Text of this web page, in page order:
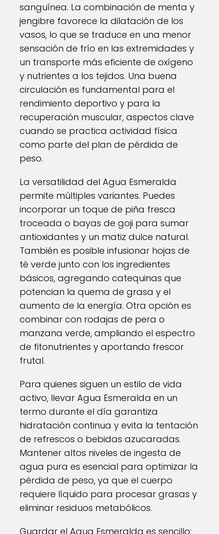
sanguínea. La combinación de menta y
jengibre favorece la dilatación de los
vasos, lo que se traduce en una menor
sensación de frío en las extremidades y
un transporte más eficiente de oxígeno
y nutrientes a los tejidos. Una buena
circulación es fundamental para el
rendimiento deportivo y para la
recuperación muscular, aspectos clave
cuando se practica actividad física
como parte del plan de pérdida de
peso.
La versatilidad del Agua Esmeralda
permite múltiples variantes. Puedes
incorporar un toque de piña fresca
troceada o bayas de goji para sumar
antioxidantes y un matiz dulce natural.
También es posible infusionar hojas de
té verde junto con los ingredientes
básicos, agregando catequinas que
potencian la quema de grasa y el
aumento de la energía. Otra opción es
combinar con rodajas de pera o
manzana verde, ampliando el espectro
de fitonutrientes y aportando frescor
frutal.
Para quienes siguen un estilo de vida
activo, llevar Agua Esmeralda en un
termo durante el día garantiza
hidratación continua y evita la tentación
de refrescos o bebidas azucaradas.
Mantener altos niveles de ingesta de
agua pura es esencial para optimizar la
pérdida de peso, ya que el cuerpo
requiere líquido para procesar grasas y
eliminar residuos metabólicos.
Guardar el Agua Esmeralda es sencillo: